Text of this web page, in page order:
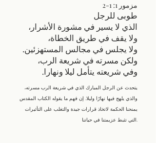
مزمور 1: 1-2
طوبى للرجل
الذي لا يسير في مشورة الأشرار،
ولا يقف في طريق الخطاة،
ولا يجلس في مجالس المستهزئين.
ولكن مسرته في شريعة الرب،
وفي شريعته يتأمل ليلا ونهارا.
يتحدث عن الرجل المبارك الذي في شريعة الرب مسرته،
والذي يلهج فيها نهارًا وليلا. إن فهم ما يقوله الكتاب المقدس
يمنحنا الحكمة لاتخاذ قرارات جيدة والتغلب على التأثيرات
التي تثبط عزيمتنا في حياتنا.